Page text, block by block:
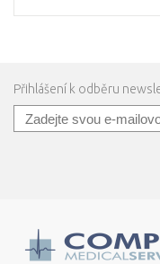
Přihlášení k odběru